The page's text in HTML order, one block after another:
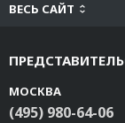
ВЕСЬ САЙТ
МОСКВА
(495) 980-64-06